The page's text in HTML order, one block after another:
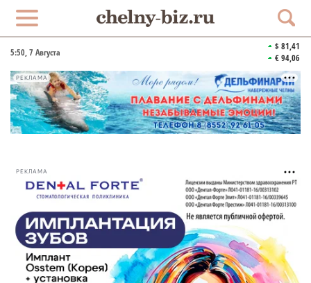
5:50, 7 Августа
$ 81,41
€ 94,06
РЕКЛАМА
РЕКЛАМА